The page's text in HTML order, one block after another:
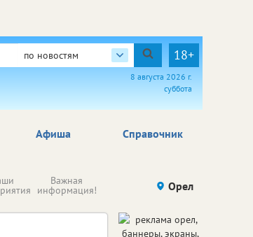
по новостям 18+
8 августа 2026 г.
суббота
Афиша Справочник
Важная
информация! Происшествия Здоровье
Орел